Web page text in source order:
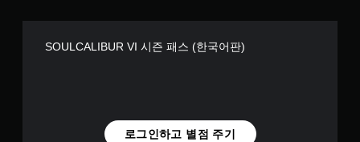
SOULCALIBUR VI 시즌 패스 (한국어판)
로그인하고 별점 주기